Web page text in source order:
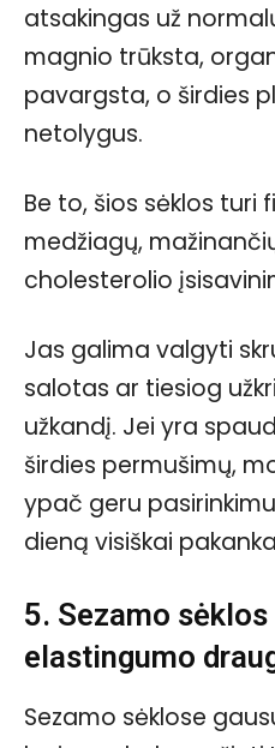
atsakingas už
magnio trūksta,
pavargsta, o širdies
netolygus.
Be to, šios sėklos turi
medžiagų,
cholesterolio
Jas galima valgyti
salotas ar tiesiog
užkandį. Jei yra
širdies permušimų,
ypač geru
dieną visiškai
5. Sezamo
elastingumo
Sezamo sėklose